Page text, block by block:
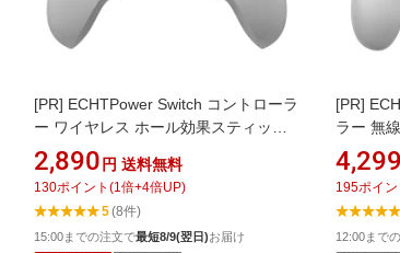
[PR] ECHTPower Switch コントローラ
ー ワイヤレス ホール効果スティック
RGBライト 背面ボタン付き スイッチ
コントローラー TURBO連射 4段階振
動調整 6軸ジャイロセンサー 800mAh
バッテリー
Switch/Switch2/PC/Android/IOSに対応
2,890 円 送料無料
130ポイント (1倍+4倍UP)
5(8件)
15:00までの注文で最短8/9(翌日)お届け
[PR]
ラー 無
プ解除
TURBO
イロセン
節 15時
ャック
4,299
195ポイン
12:00まで